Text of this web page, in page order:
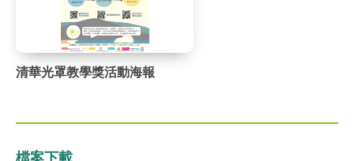
清華光罩教學獎活動海報